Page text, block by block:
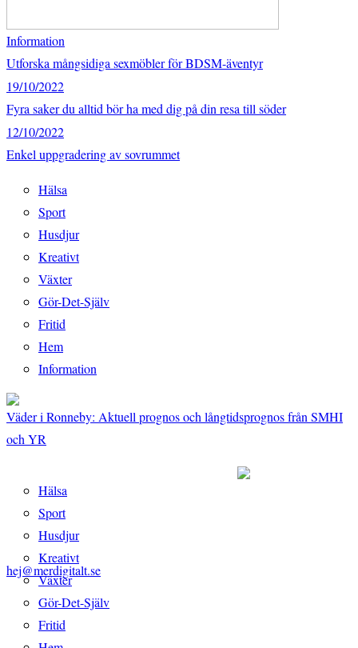
Information
Utforska mångsidiga sexmöbler för BDSM-äventyr
19/10/2022
Fyra saker du alltid bör ha med dig på din resa till söder
12/10/2022
Enkel uppgradering av sovrummet
Hälsa
Sport
Husdjur
Kreativt
Växter
Gör-Det-Själv
Fritid
Hem
Information
Väder i Ronneby: Aktuell prognos och långtidsprognos från SMHI
och YR
Hälsa
Sport
Husdjur
Kreativt
Växter
Gör-Det-Själv
Fritid
hej@merdigitalt.se